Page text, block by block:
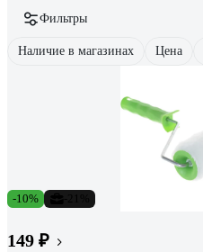
Фильтры
Наличие в магазинах Цена
-10%
149 ₽